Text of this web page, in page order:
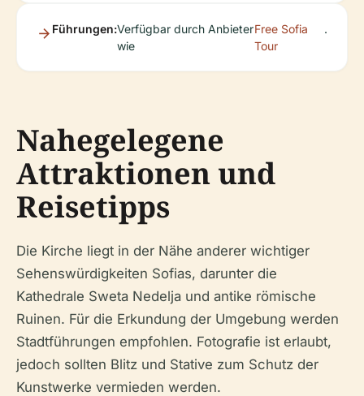
Führungen:Verfügbar durch Anbieter
wie
Free Sofia
Tour
.
Nahegelegene
Attraktionen und
Reisetipps
Die Kirche liegt in der Nähe anderer wichtiger
Sehenswürdigkeiten Sofias, darunter die
Kathedrale Sweta Nedelja und antike römische
Ruinen. Für die Erkundung der Umgebung werden
Stadtführungen empfohlen. Fotografie ist erlaubt,
jedoch sollten Blitz und Stative zum Schutz der
Kunstwerke vermieden werden.